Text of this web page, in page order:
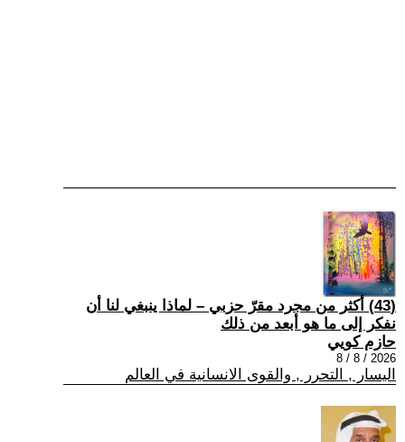
(43) أكثر من مجرد مقرّ حزبي – لماذا ينبغي لنا أن
نفكر إلى ما هو أبعد من ذلك
حازم كويي
2026 / 8 / 8
اليسار , التحرر , والقوى الانسانية في العالم